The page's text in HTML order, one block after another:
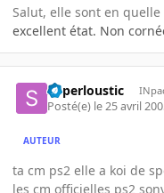
Salut, elle sont en
excellent état. Non
Superloustic
Posté(e) le 25 avril
AUTEUR
ta cm ps2 elle a koi de
les cm officielles ps2